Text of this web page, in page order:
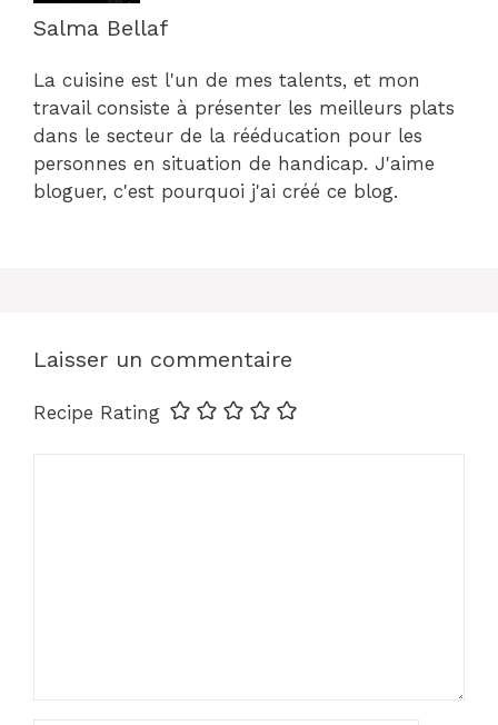
Salma Bellaf
La cuisine est l'un de mes talents, et mon
travail consiste à présenter les meilleurs plats
dans le secteur de la rééducation pour les
personnes en situation de handicap. J'aime
bloguer, c'est pourquoi j'ai créé ce blog.
Laisser un commentaire
Recipe Rating